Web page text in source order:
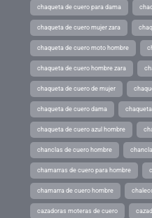
chaqueta de cuero para dama
chaqueta de cuero mujer zara
chaqueta de cuero moto hombre
chaqueta de cuero hombre zara
chaqueta de cuero de mujer
chaqueta de cuero dama
chaqueta de cuero azul hombre
chanclas de cuero hombre
chamarras de cuero para hombre
chamarra de cuero hombre
cazadoras moteras de cuero